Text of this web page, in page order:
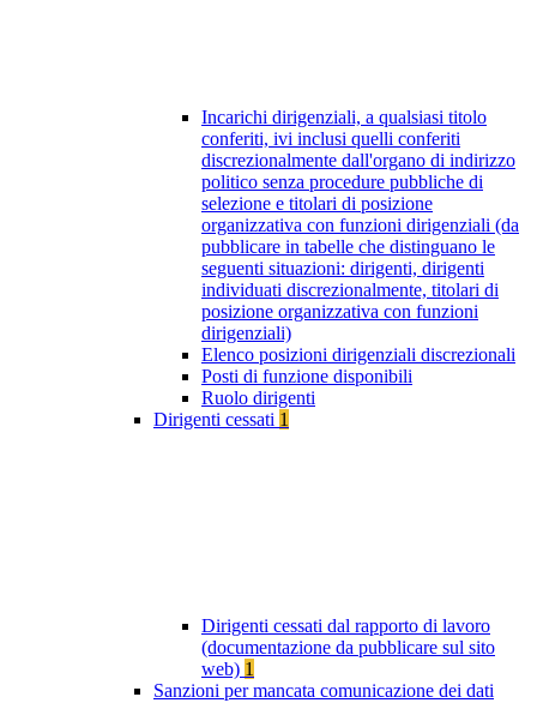
Incarichi dirigenziali, a qualsiasi titolo
conferiti, ivi inclusi quelli conferiti
discrezionalmente dall'organo di indirizzo
politico senza procedure pubbliche di
selezione e titolari di posizione
organizzativa con funzioni dirigenziali (da
pubblicare in tabelle che distinguano le
seguenti situazioni: dirigenti, dirigenti
individuati discrezionalmente, titolari di
posizione organizzativa con funzioni
dirigenziali)
Elenco posizioni dirigenziali discrezionali
Posti di funzione disponibili
Ruolo dirigenti
Dirigenti cessati 1
Dirigenti cessati dal rapporto di lavoro
(documentazione da pubblicare sul sito
web) 1
Sanzioni per mancata comunicazione dei dati